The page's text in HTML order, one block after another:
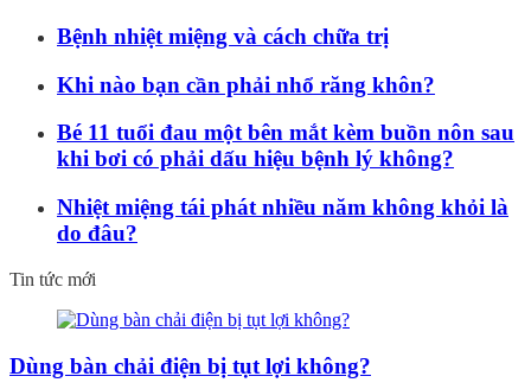
Bệnh nhiệt miệng và cách chữa trị
Khi nào bạn cần phải nhổ răng khôn?
Bé 11 tuổi đau một bên mắt kèm buồn nôn sau
khi bơi có phải dấu hiệu bệnh lý không?
Nhiệt miệng tái phát nhiều năm không khỏi là
do đâu?
Tin tức mới
Dùng bàn chải điện bị tụt lợi không?